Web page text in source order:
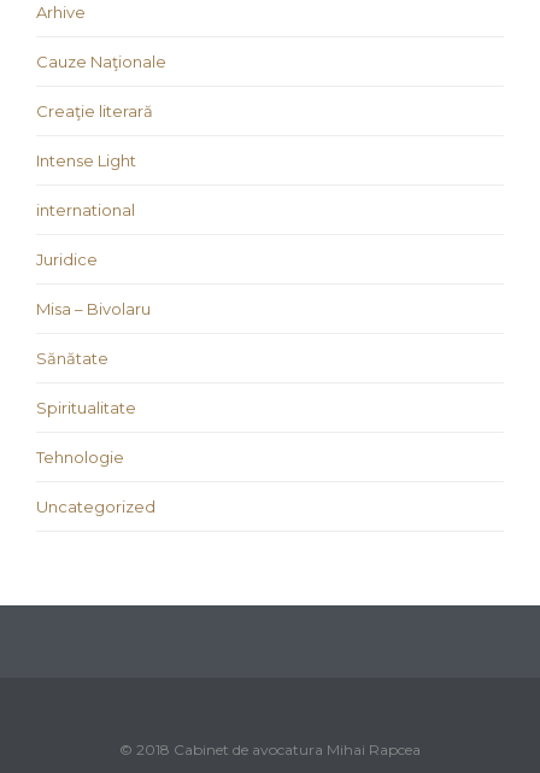
Arhive
Cauze Naţionale
Creaţie literară
Intense Light
international
Juridice
Misa – Bivolaru
Sănătate
Spiritualitate
Tehnologie
Uncategorized
© 2018 Cabinet de avocatura Mihai Rapcea